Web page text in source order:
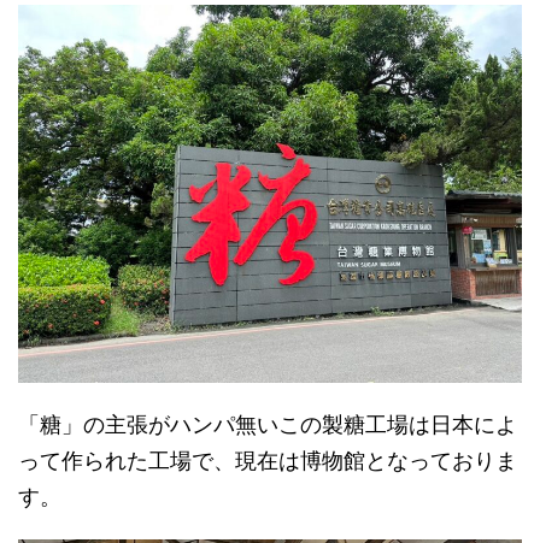
「糖」の主張がハンパ無いこの製糖工場は日本によ
って作られた工場で、現在は博物館となっておりま
す。